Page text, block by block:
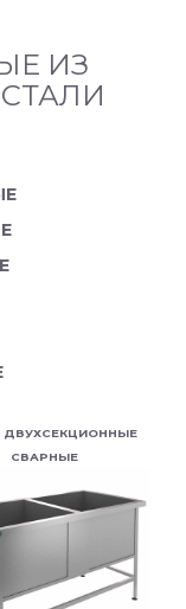
ИЗ
ДВУХСЕКЦИОННЫЕ
СВАРНЫЕ